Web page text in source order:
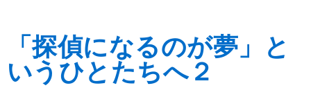
「探偵になるのが夢」と
いうひとたちへ２